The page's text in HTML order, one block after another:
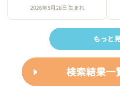
2026年5月28日 生まれ
もっと
検索結果一